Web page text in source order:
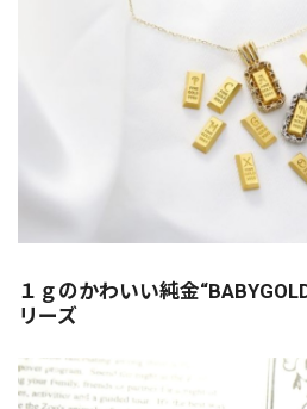
１ｇのかわいい純金
リーズ